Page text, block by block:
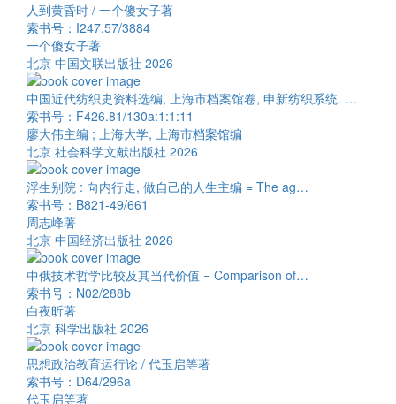
人到黄昏时 / 一个傻女子著
索书号：I247.57/3884
一个傻女子著
北京 中国文联出版社 2026
中国近代纺织史资料选编, 上海市档案馆卷, 申新纺织系统. …
索书号：F426.81/130a:1:1:11
廖大伟主编 ; 上海大学, 上海市档案馆编
北京 社会科学文献出版社 2026
浮生别院 : 向内行走, 做自己的人生主编 = The ag…
索书号：B821-49/661
周志峰著
北京 中国经济出版社 2026
中俄技术哲学比较及其当代价值 = Comparison of…
索书号：N02/288b
白夜昕著
北京 科学出版社 2026
思想政治教育运行论 / 代玉启等著
索书号：D64/296a
代玉启等著